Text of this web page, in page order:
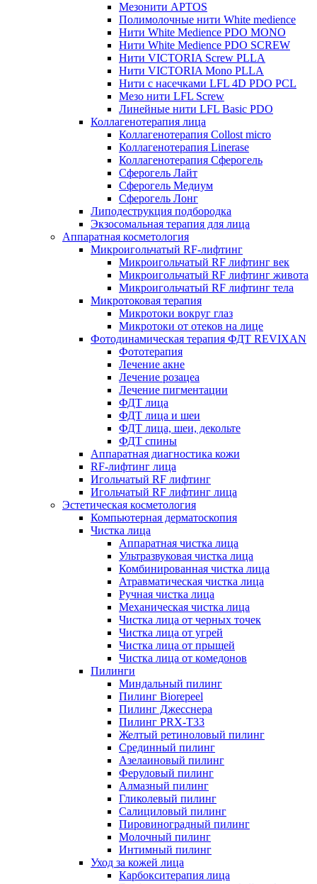
Мезонити APTOS
Полимолочные нити White medience
Нити White Medience PDO MONO
Нити White Medience PDO SCREW
Нити VICTORIA Screw PLLA
Нити VICTORIA Mono PLLA
Нити с насечками LFL 4D PDO PCL
Мезо нити LFL Screw
Линейные нити LFL Basic PDO
Коллагенотерапия лица
Коллагенотерапия Collost micro
Коллагенотерапия Linerase
Коллагенотерапия Сферогель
Сферогель Лайт
Сферогель Медиум
Сферогель Лонг
Липодеструкция подбородка
Экзосомальная терапия для лица
Аппаратная косметология
Микроигольчатый RF-лифтинг
Микроигольчатый RF лифтинг век
Микроигольчатый RF лифтинг живота
Микроигольчатый RF лифтинг тела
Микротоковая терапия
Микротоки вокруг глаз
Микротоки от отеков на лице
Фотодинамическая терапия ФДТ REVIXAN
Фототерапия
Лечение акне
Лечение розацеа
Лечение пигментации
ФДТ лица
ФДТ лица и шеи
ФДТ лица, шеи, декольте
ФДТ спины
Аппаратная диагностика кожи
RF-лифтинг лица
Игольчатый RF лифтинг
Игольчатый RF лифтинг лица
Эстетическая косметология
Компьютерная дерматоскопия
Чистка лица
Аппаратная чистка лица
Ультразвуковая чистка лица
Комбинированная чистка лица
Атравматическая чистка лица
Ручная чистка лица
Механическая чистка лица
Чистка лица от черных точек
Чистка лица от угрей
Чистка лица от прыщей
Чистка лица от комедонов
Пилинги
Миндальный пилинг
Пилинг Biorepeel
Пилинг Джесснера
Пилинг PRX-T33
Желтый ретиноловый пилинг
Срединный пилинг
Азелаиновый пилинг
Феруловый пилинг
Алмазный пилинг
Гликолевый пилинг
Салициловый пилинг
Пировиноградный пилинг
Молочный пилинг
Интимный пилинг
Уход за кожей лица
Карбокситерапия лица